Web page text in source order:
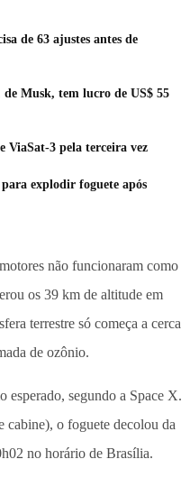
de 63 ajustes antes de
de Musk, tem lucro de US$ 55
ViaSat-3 pela terceira vez
explodir foguete após
não funcionaram como
os 39 km de altitude em
terrestre só começa a cerca
de ozônio.
esperado, segundo a Space X.
o foguete decolou da
no horário de Brasília.